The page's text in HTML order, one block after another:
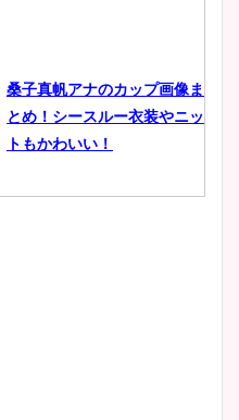
桑子真帆アナのカップ画像ま
とめ！シースルー衣装やニッ
トもかわいい！